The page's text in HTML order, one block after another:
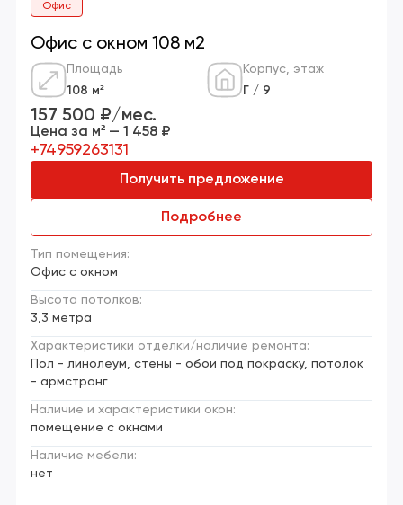
Офис
Офис с окном 108 м2
Площадь
108 м²
Корпус, этаж
Г / 9
Тип помещения:
Офис с окном
Высота потолков:
3,3 метра
Характеристики отделки/наличие ремонта:
Пол - линолеум, стены - обои под покраску, потолок
- армстронг
Наличие и характеристики окон:
помещение с окнами
Наличие мебели:
нет
157 500 ₽/мес.
Цена за м² — 1 458 ₽
+74959263131
Получить предложение
Подробнее